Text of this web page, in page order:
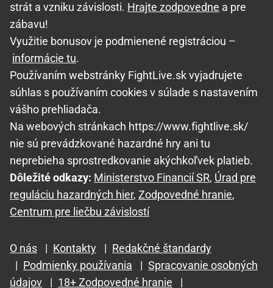
strát a vzniku závislosti. Hrajte zodpovedne a pre
zábavu!
Využitie bonusov je podmienené registráciou –
informácie tu.
Používaním webstránky FightLive.sk vyjadrujete
súhlas s používaním cookies v súlade s nastavením
vášho prehliadača.
Na webových stránkach https://www.fightlive.sk/
nie sú prevádzkované hazardné hry ani tu
neprebieha sprostredkovanie akýchkoľvek platieb.
Dôležité odkazy: Ministerstvo Financií SR, Úrad pre
reguláciu hazardných hier, Zodpovedné hranie,
Centrum pre liečbu závislostí
O nás | Kontakty | Redakčné štandardy
| Podmienky používania | Spracovanie osobných
údajov
| 18+ Zodpovedné hranie |